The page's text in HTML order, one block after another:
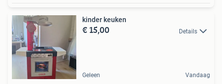
kinder keuken
€ 15,00 Details
Geleen Vandaag